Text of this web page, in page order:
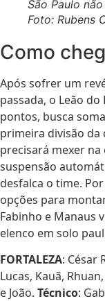
São Paulo
Foto: Rubens
Como
Após sofrer um
passada, o Leão do
pontos, busca
primeira divisão da
precisará mexer
suspensão
desfalca o time.
opções para
Fabinho e Manaus
elenco em solo
FORTALEZA: César
Lucas, Kauã,
e João. Técnico: